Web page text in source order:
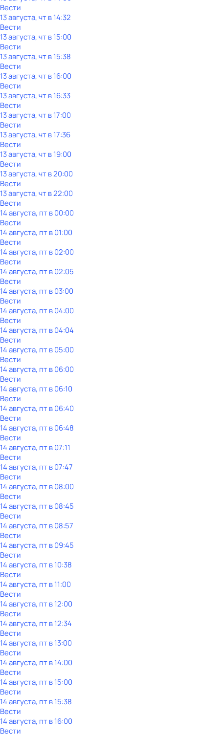
Вести
13 августа, чт в 14:32
Вести
13 августа, чт в 15:00
Вести
13 августа, чт в 15:38
Вести
13 августа, чт в 16:00
Вести
13 августа, чт в 16:33
Вести
13 августа, чт в 17:00
Вести
13 августа, чт в 17:36
Вести
13 августа, чт в 19:00
Вести
13 августа, чт в 20:00
Вести
13 августа, чт в 22:00
Вести
14 августа, пт в 00:00
Вести
14 августа, пт в 01:00
Вести
14 августа, пт в 02:00
Вести
14 августа, пт в 02:05
Вести
14 августа, пт в 03:00
Вести
14 августа, пт в 04:00
Вести
14 августа, пт в 04:04
Вести
14 августа, пт в 05:00
Вести
14 августа, пт в 06:00
Вести
14 августа, пт в 06:10
Вести
14 августа, пт в 06:40
Вести
14 августа, пт в 06:48
Вести
14 августа, пт в 07:11
Вести
14 августа, пт в 07:47
Вести
14 августа, пт в 08:00
Вести
14 августа, пт в 08:45
Вести
14 августа, пт в 08:57
Вести
14 августа, пт в 09:45
Вести
14 августа, пт в 10:38
Вести
14 августа, пт в 11:00
Вести
14 августа, пт в 12:00
Вести
14 августа, пт в 12:34
Вести
14 августа, пт в 13:00
Вести
14 августа, пт в 14:00
Вести
14 августа, пт в 15:00
Вести
14 августа, пт в 15:38
Вести
14 августа, пт в 16:00
Вести